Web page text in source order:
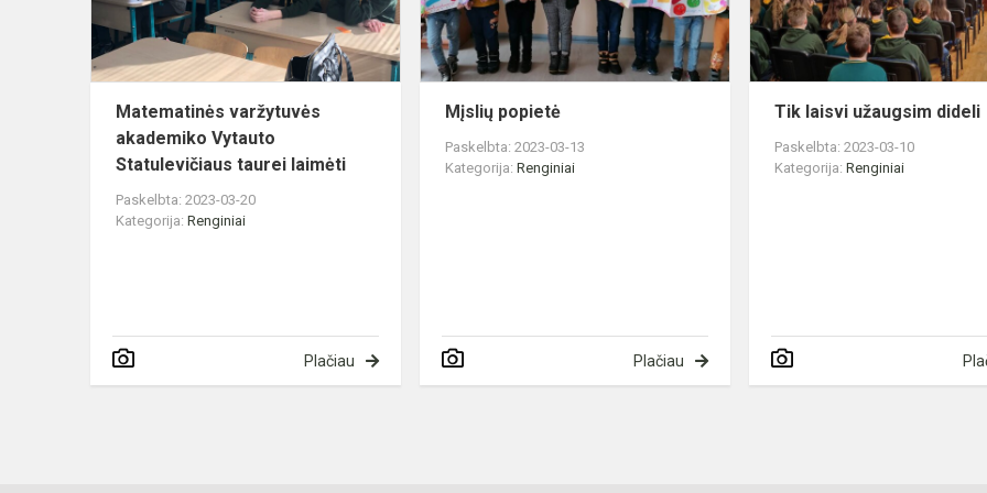
tau...
Matematinės varžytuvės
akademiko Vytauto
Statulevičiaus taurei laimėti
Paskelbta: 2023-03-20
Kategorija: Renginiai
Plačiau
Mįslių popietė
Paskelbta: 2023-03-13
Kategorija:Renginiai
Plačiau
Tik laisvi užaugsim dideli
Paskelbta: 2023-03-10
Kategorija:Renginiai